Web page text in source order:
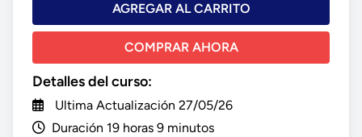
AGREGAR AL CARRITO
COMPRAR AHORA
Detalles del curso:
Ultima Actualización 27/05/26
Duración 19 horas 9 minutos